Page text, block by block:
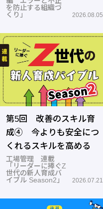
を防止する組織づ
くり」
2026.08.05
第5回 改善のスキル育
成④ 今よりも安全につ
くれるスキルを高める
工場管理 連載
「リーダーに捧ぐZ
世代の新人育成バ
イブル Season2」
2026.07.21